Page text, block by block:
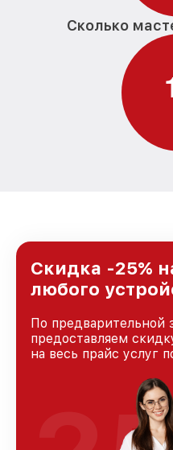
Сколько
Скидка -25%
любого
По предварительной
предоставляем
на весь прайс услуг